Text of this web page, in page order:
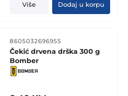
Više Dodaj u korpu
8605032696955
Čekić drvena drška 300 g
Bomber